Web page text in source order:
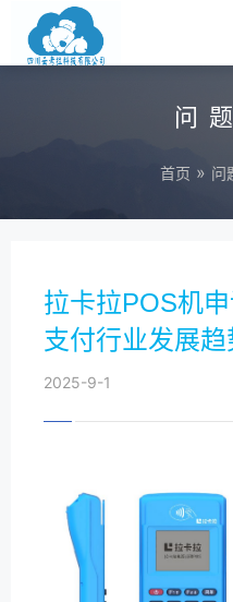
问
首页 » 问
拉卡拉POS机
支付行业发展
2025-9-1